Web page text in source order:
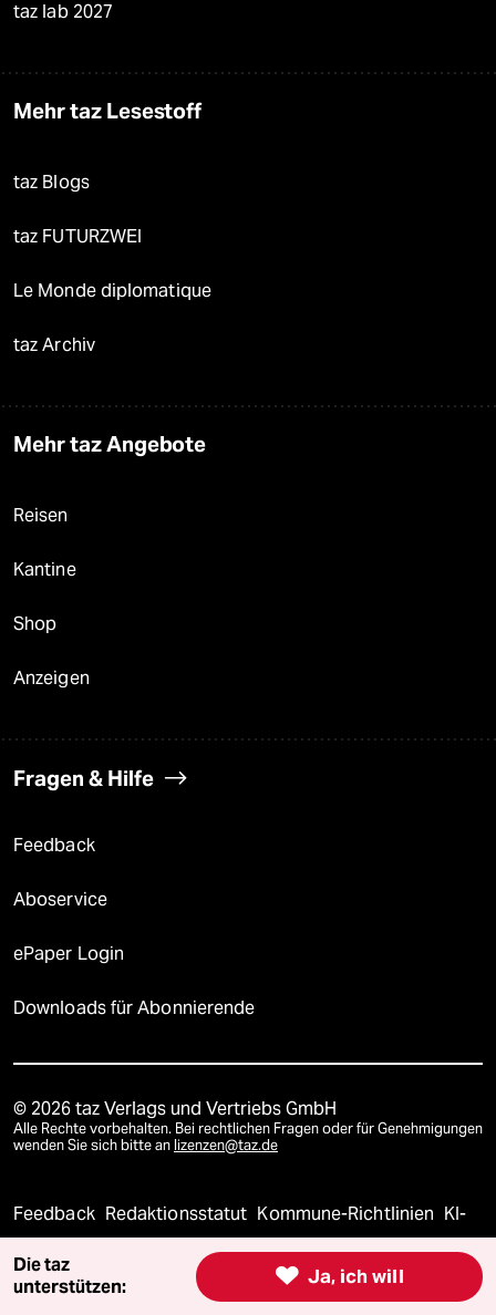
taz lab 2027
Mehr taz Lesestoff
taz Blogs
taz FUTURZWEI
Le Monde diplomatique
taz Archiv
Mehr taz Angebote
Reisen
Kantine
Shop
Anzeigen
Fragen & Hilfe
Feedback
Aboservice
ePaper Login
Downloads für Abonnierende
© 2026 taz Verlags und Vertriebs GmbH
Alle Rechte vorbehalten. Bei rechtlichen Fragen oder für Genehmigungen
wenden Sie sich bitte an lizenzen@taz.de
Feedback Redaktionsstatut Kommune-Richtlinien KI-
Leitlinie Datenschutz Impressum AGB
 Ja, ich will
Die taz
unterstützen: